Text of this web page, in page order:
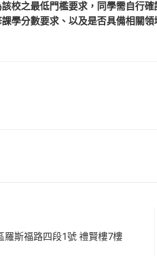
校之最低門檻要求，同學需自行
學分數要求、以及是否具備相關
羅斯福路四段1號 禮賢樓7樓